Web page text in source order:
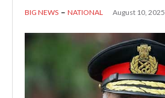
BIG NEWS NATIONAL August 10, 2025